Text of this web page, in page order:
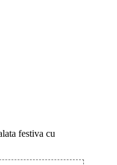
festiva cu